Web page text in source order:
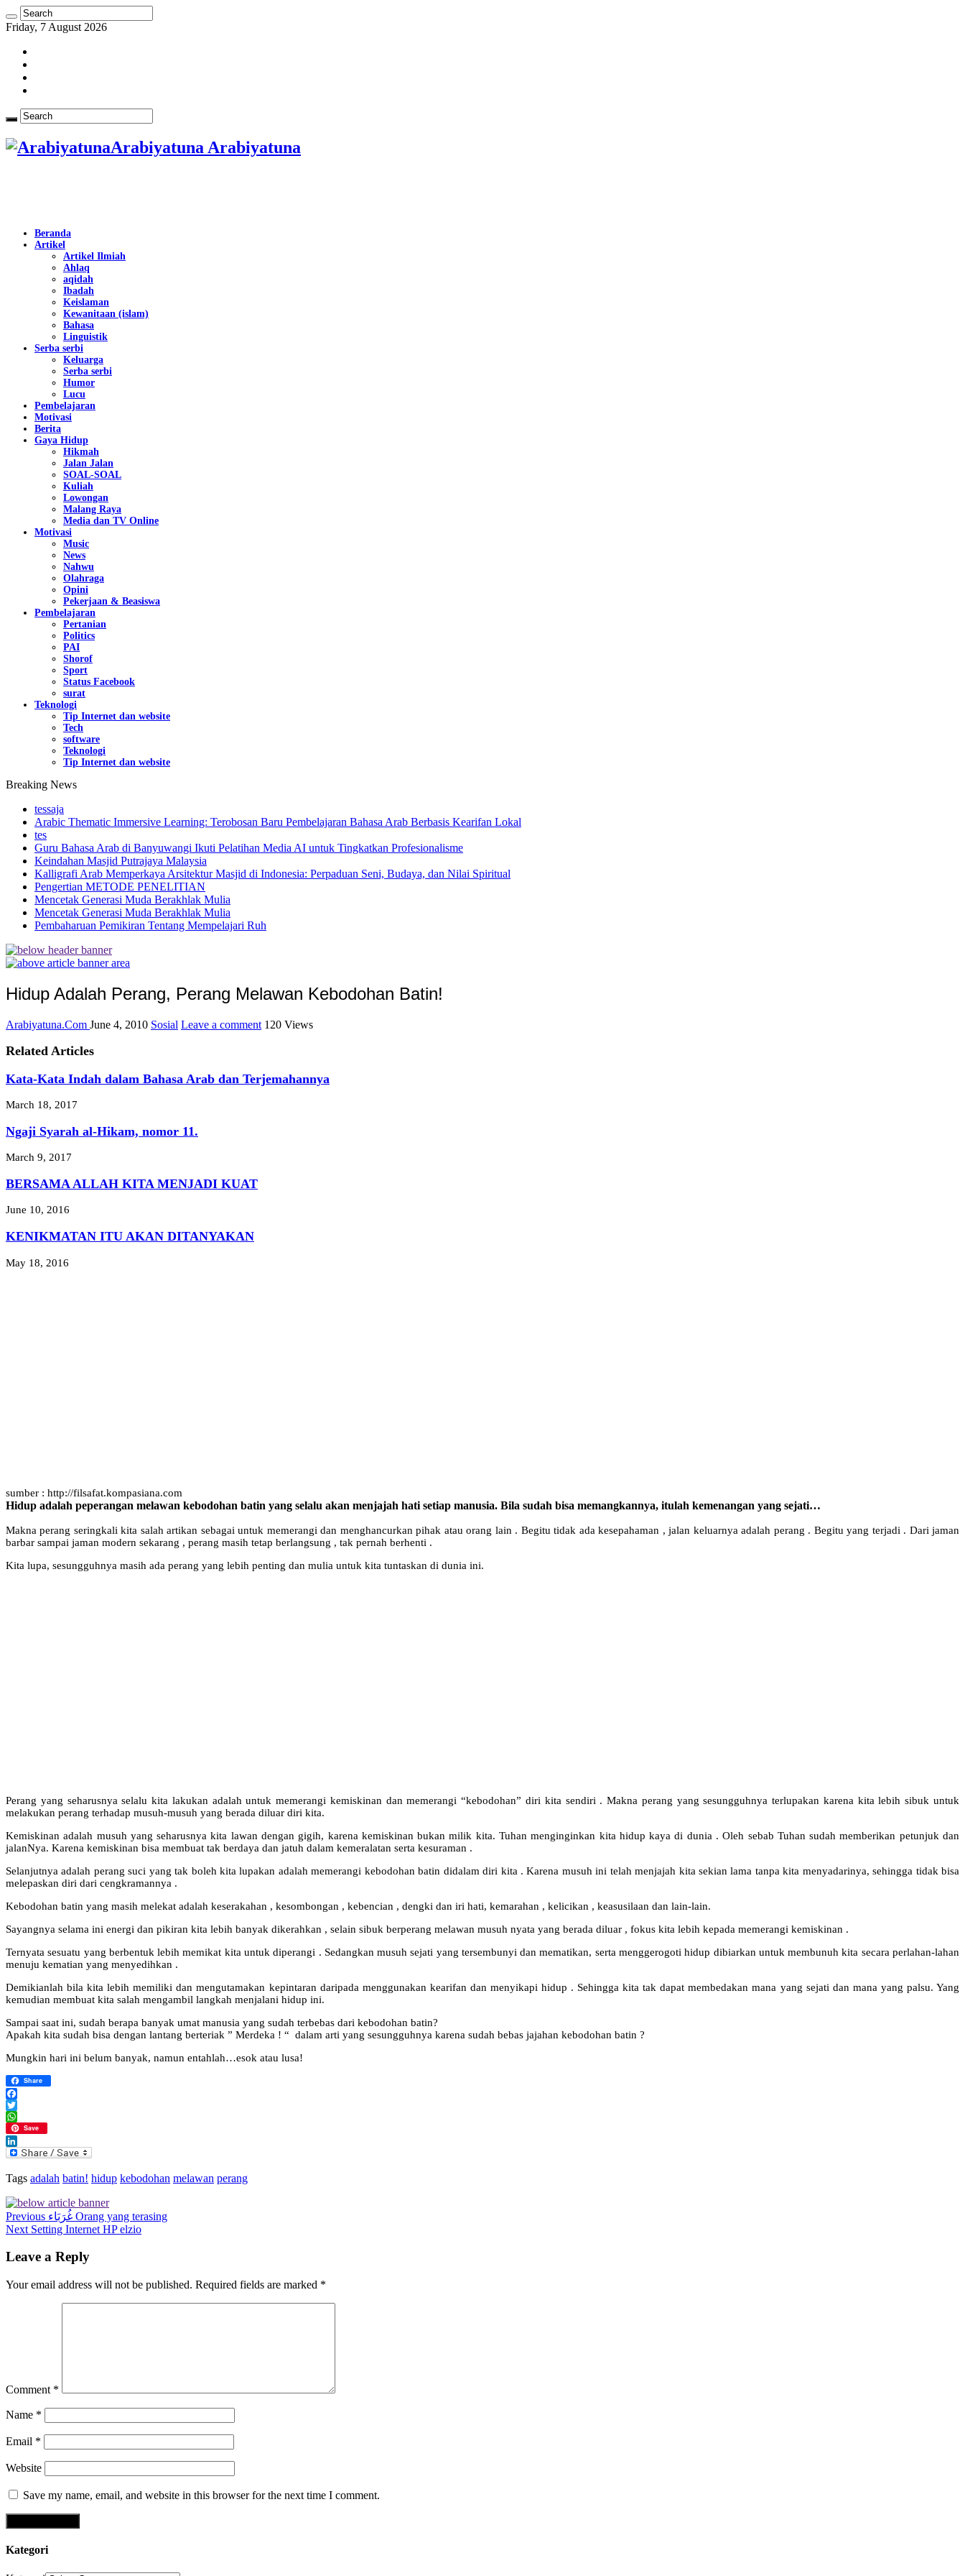
Friday, 7 August 2026
Arabiyatuna Arabiyatuna
Beranda
Artikel
Artikel Ilmiah
Ahlaq
aqidah
Ibadah
Keislaman
Kewanitaan (islam)
Bahasa
Linguistik
Serba serbi
Keluarga
Serba serbi
Humor
Lucu
Pembelajaran
Motivasi
Berita
Gaya Hidup
Hikmah
Jalan Jalan
SOAL-SOAL
Kuliah
Lowongan
Malang Raya
Media dan TV Online
Motivasi
Music
News
Nahwu
Olahraga
Opini
Pekerjaan & Beasiswa
Pembelajaran
Pertanian
Politics
PAI
Shorof
Sport
Status Facebook
surat
Teknologi
Tip Internet dan website
Tech
software
Teknologi
Tip Internet dan website
Breaking News
tessaja
Arabic Thematic Immersive Learning: Terobosan Baru Pembelajaran Bahasa Arab Berbasis Kearifan Lokal
tes
Guru Bahasa Arab di Banyuwangi Ikuti Pelatihan Media AI untuk Tingkatkan Profesionalisme
Keindahan Masjid Putrajaya Malaysia
Kalligrafi Arab Memperkaya Arsitektur Masjid di Indonesia: Perpaduan Seni, Budaya, dan Nilai Spiritual
Pengertian METODE PENELITIAN
Mencetak Generasi Muda Berakhlak Mulia
Mencetak Generasi Muda Berakhlak Mulia
Pembaharuan Pemikiran Tentang Mempelajari Ruh
Hidup Adalah Perang, Perang Melawan Kebodohan Batin!
Arabiyatuna.Com June 4, 2010 Sosial Leave a comment 120 Views
Related Articles
Kata-Kata Indah dalam Bahasa Arab dan Terjemahannya
March 18, 2017
Ngaji Syarah al-Hikam, nomor 11.
March 9, 2017
BERSAMA ALLAH KITA MENJADI KUAT
June 10, 2016
KENIKMATAN ITU AKAN DITANYAKAN
May 18, 2016
sumber : http://filsafat.kompasiana.com
Hidup adalah peperangan melawan kebodohan batin yang selalu akan menjajah hati setiap manusia. Bila sudah bisa memangkannya, itulah kemenangan yang sejati…
Makna perang seringkali kita salah artikan sebagai untuk memerangi dan menghancurkan pihak atau orang lain . Begitu tidak ada kesepahaman , jalan keluarnya adalah perang . Begitu yang terjadi . Dari jaman
barbar sampai jaman modern sekarang , perang masih tetap berlangsung , tak pernah berhenti .
Kita lupa, sesungguhnya masih ada perang yang lebih penting dan mulia untuk kita tuntaskan di dunia ini.
Perang yang seharusnya selalu kita lakukan adalah untuk memerangi kemiskinan dan memerangi “kebodohan” diri kita sendiri . Makna perang yang sesungguhnya terlupakan karena kita lebih sibuk untuk
melakukan perang terhadap musuh-musuh yang berada diluar diri kita.
Kemiskinan adalah musuh yang seharusnya kita lawan dengan gigih, karena kemiskinan bukan milik kita. Tuhan menginginkan kita hidup kaya di dunia . Oleh sebab Tuhan sudah memberikan petunjuk dan
jalanNya. Karena kemiskinan bisa membuat tak berdaya dan jatuh dalam kemeralatan serta kesuraman .
Selanjutnya adalah perang suci yang tak boleh kita lupakan adalah memerangi kebodohan batin didalam diri kita . Karena musuh ini telah menjajah kita sekian lama tanpa kita menyadarinya, sehingga tidak bisa
melepaskan diri dari cengkramannya .
Kebodohan batin yang masih melekat adalah keserakahan , kesombongan , kebencian , dengki dan iri hati, kemarahan , kelicikan , keasusilaan dan lain-lain.
Sayangnya selama ini energi dan pikiran kita lebih banyak dikerahkan , selain sibuk berperang melawan musuh nyata yang berada diluar , fokus kita lebih kepada memerangi kemiskinan .
Ternyata sesuatu yang berbentuk lebih memikat kita untuk diperangi . Sedangkan musuh sejati yang tersembunyi dan mematikan, serta menggerogoti hidup dibiarkan untuk membunuh kita secara perlahan-lahan
menuju kematian yang menyedihkan .
Demikianlah bila kita lebih memiliki dan mengutamakan kepintaran daripada menggunakan kearifan dan menyikapi hidup . Sehingga kita tak dapat membedakan mana yang sejati dan mana yang palsu. Yang
kemudian membuat kita salah mengambil langkah menjalani hidup ini.
Sampai saat ini, sudah berapa banyak umat manusia yang sudah terbebas dari kebodohan batin?
Apakah kita sudah bisa dengan lantang berteriak ” Merdeka ! “ dalam arti yang sesungguhnya karena sudah bebas jajahan kebodohan batin ?
Mungkin hari ini belum banyak, namun entahlah…esok atau lusa!
Share
Facebook
Twitter
WhatsApp
Save
LinkedIn
Tags adalah batin! hidup kebodohan melawan perang
Previous
غُرَبَاء Orang yang terasing
Next Setting Internet HP elzio
Leave a Reply
Your email address will not be published. Required fields are marked *
Comment *
Name *
Email *
Website
Save my name, email, and website in this browser for the next time I comment.
Kategori